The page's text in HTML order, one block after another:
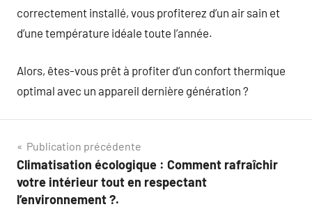
correctement installé, vous profiterez d’un air sain et
d’une température idéale toute l’année.
Alors, êtes-vous prêt à profiter d’un confort thermique
optimal avec un appareil dernière génération ?
Navigation
de
l’article
Publication précédente
Climatisation écologique : Comment rafraîchir
votre intérieur tout en respectant
l’environnement ?.